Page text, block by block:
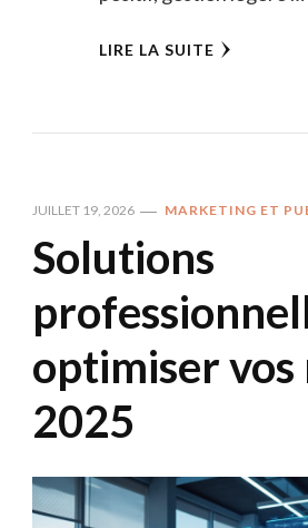
LIRE LA SUITE
JUILLET 19, 2026 MARKETING ET
Solutions
optimiser vos
2025